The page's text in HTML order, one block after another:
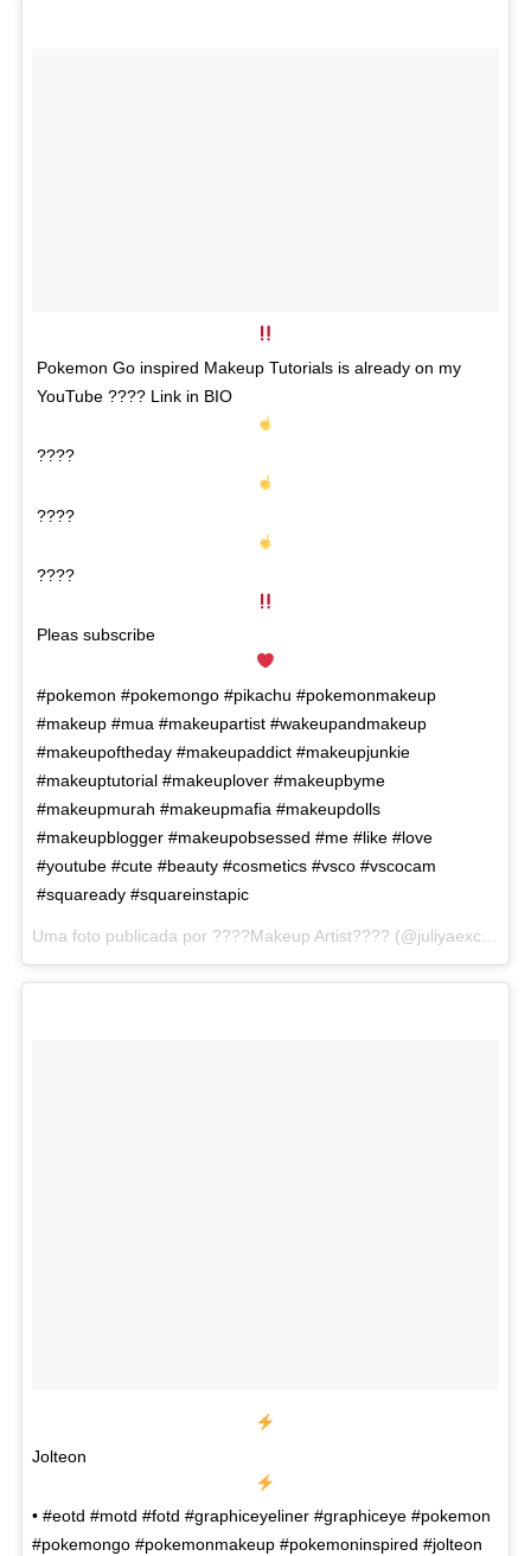
Pokemon Go inspired Makeup Tutorials is already on my
YouTube ???? Link in BIO
????
????
????
Pleas subscribe
#pokemon #pokemongo #pikachu #pokemonmakeup
#makeup #mua #makeupartist #wakeupandmakeup
#makeupoftheday #makeupaddict #makeupjunkie
#makeuptutorial #makeuplover #makeupbyme
#makeupmurah #makeupmafia #makeupdolls
#makeupblogger #makeupobsessed #me #like #love
#youtube #cute #beauty #cosmetics #vsco #vscocam
#squaready #squareinstapic
Uma foto publicada por ????Makeup Artist???? (@juliyaexclusive) em
Jolteon
• #eotd #motd #fotd #graphiceyeliner #graphiceye #pokemon
#pokemongo #pokemonmakeup #pokemoninspired #jolteon